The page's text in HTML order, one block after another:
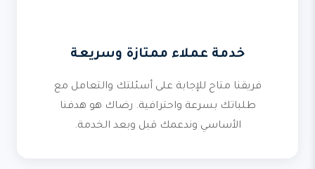
خدمة عملاء ممتازة وسريعة
فريقنا متاح للإجابة على أسئلتك والتعامل مع
طلباتك بسرعة واحترافية. رضاك هو هدفنا
الأساسي وندعمك قبل وبعد الخدمة.